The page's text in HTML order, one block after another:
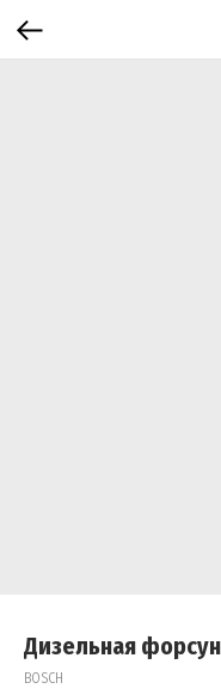
Дизельная
BOSCH